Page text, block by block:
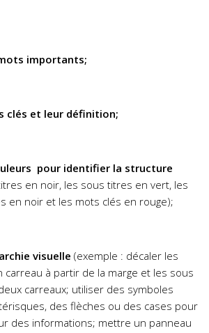
importants;
clés et leur définition;
pour identifier la structure
en noir, les sous titres en vert, les
en noir et les mots clés en rouge);
visuelle (exemple : décaler les
carreau à partir de la marge et les sous
carreaux; utiliser des symboles
des flèches ou des cases pour
des informations; mettre un panneau